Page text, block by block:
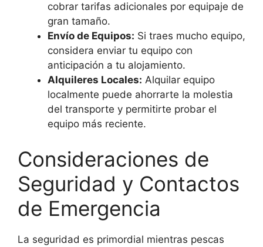
cobrar tarifas adicionales por equipaje de
gran tamaño.
Envío de Equipos: Si traes mucho equipo,
considera enviar tu equipo con
anticipación a tu alojamiento.
Alquileres Locales: Alquilar equipo
localmente puede ahorrarte la molestia
del transporte y permitirte probar el
equipo más reciente.
Consideraciones de
Seguridad y Contactos
de Emergencia
La seguridad es primordial mientras pescas